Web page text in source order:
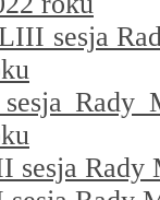
sesja
Rady
sesja Rady